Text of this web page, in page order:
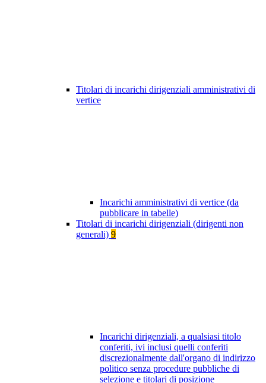
Titolari di incarichi dirigenziali amministrativi di
vertice
Incarichi amministrativi di vertice (da
pubblicare in tabelle)
Titolari di incarichi dirigenziali (dirigenti non
generali) 9
Incarichi dirigenziali, a qualsiasi titolo
conferiti, ivi inclusi quelli conferiti
discrezionalmente dall'organo di indirizzo
politico senza procedure pubbliche di
selezione e titolari di posizione